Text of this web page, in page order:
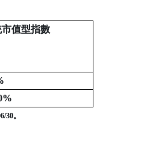
值型指數
。